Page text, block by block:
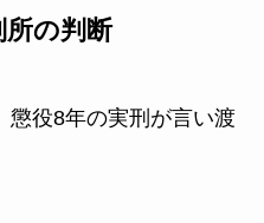
所の判断
懲役8年の実刑が言い渡